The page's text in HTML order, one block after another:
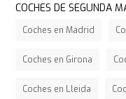
COCHES DE SEGUNDA
Coches en Madrid
Coches en Girona
Coches en Lleida